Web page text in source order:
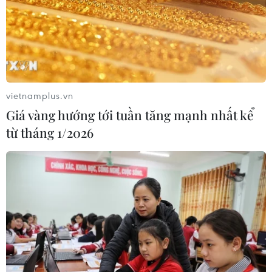
TIN CÙNG CHUYÊN MỤC
Canada áp dụng biện pháp tự vệ tạm
thời với tủ gỗ và tủ lavabo nhập khẩu
07/08/2026 14:52
Indonesia không áp thuế chống bán
phá giá với nhựa từ Việt Nam
Giá vàng hướng tới tuần tăng mạnh
nhất kể từ tháng 1/2026
vietnamplus.vn
Giá vàng hướng tới tuần tăng mạnh nhất kể
từ tháng 1/2026